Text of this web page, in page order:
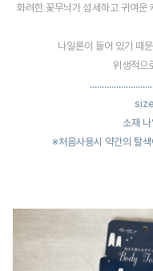
화려한 꽃무늬가 섬세하고 귀여운
나일론이 들어 있기 때
위생적으
소재
※처음사용시 약간의 탈